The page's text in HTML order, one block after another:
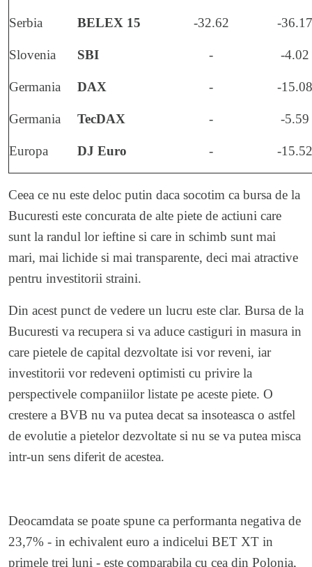
Serbia BELEX 15 -32.62 -36.17
Slovenia SBI - -4.02
Germania DAX - -15.08
Germania TecDAX - -5.59
Europa DJ Euro - -15.52
Ceea ce nu este deloc putin daca socotim ca bursa de la
Bucuresti este concurata de alte piete de actiuni care
sunt la randul lor ieftine si care in schimb sunt mai
mari, mai lichide si mai transparente, deci mai atractive
pentru investitorii straini.
Din acest punct de vedere un lucru este clar. Bursa de la
Bucuresti va recupera si va aduce castiguri in masura in
care pietele de capital dezvoltate isi vor reveni, iar
investitorii vor redeveni optimisti cu privire la
perspectivele companiilor listate pe aceste piete. O
crestere a BVB nu va putea decat sa insoteasca o astfel
de evolutie a pietelor dezvoltate si nu se va putea misca
intr-un sens diferit de acestea.
Deocamdata se poate spune ca performanta negativa de
23,7% - in echivalent euro a indicelui BET XT in
primele trei luni - este comparabila cu cea din Polonia,